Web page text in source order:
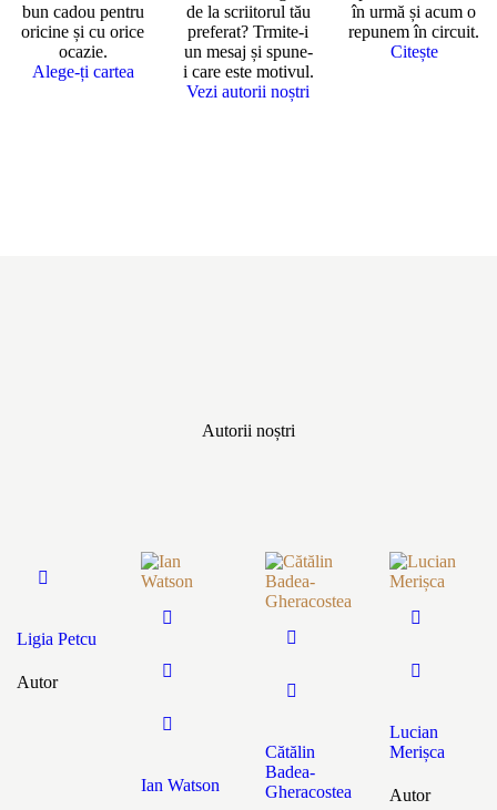
bun cadou pentru
oricine și cu orice
ocazie.
Alege-ți cartea
de la scriitorul tău
preferat? Trmite-i
un mesaj și spune-
i care este motivul.
Vezi autorii noștri
în urmă și acum o
repunem în circuit.
Citește
Autorii noștri
Ligia Petcu
Autor
Ian Watson
Cătălin
Badea-
Gheracostea
Lucian
Merișca
Autor